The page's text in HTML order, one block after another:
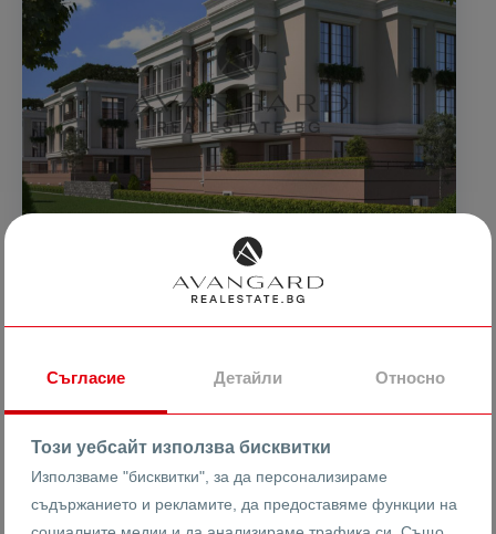
1405 €
СМИРНЕНСКИ!
гр. Пловдив Христо Смирненски
25747
Съгласие Детайли Относно
Този уебсайт използва бисквитки
Използваме "бисквитки", за да персонализираме
съдържанието и рекламите, да предоставяме функции на